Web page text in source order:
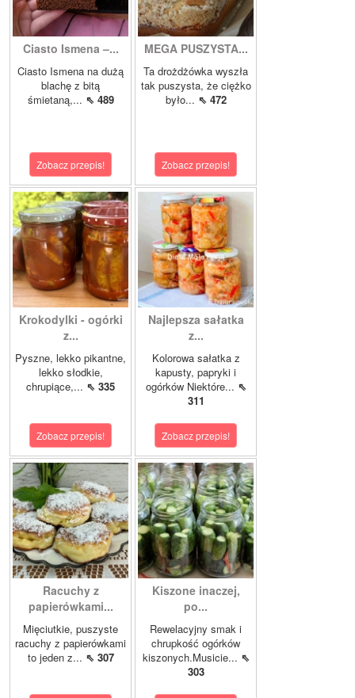
Ciasto Ismena –...
Ciasto Ismena na dużą
blachę z bitą
śmietaną,... ⇖ 489
Zobacz przepis!
MEGA PUSZYSTA...
Ta drożdżówka wyszła
tak puszysta, że ciężko
było... ⇖ 472
Zobacz przepis!
Krokodylki - ogórki
z...
Pyszne, lekko pikantne,
lekko słodkie,
chrupiące,... ⇖ 335
Zobacz przepis!
Najlepsza sałatka
z...
Kolorowa sałatka z
kapusty, papryki i
ogórków Niektóre... ⇖
311
Zobacz przepis!
Racuchy z
papierówkami...
Mięciutkie, puszyste
racuchy z papierówkami
to jeden z... ⇖ 307
Kiszone inaczej,
po...
Rewelacyjny smak i
chrupkość ogórków
kiszonych.Musicie... ⇖
303